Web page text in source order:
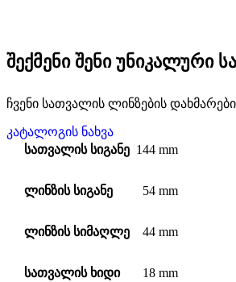
შექმენი შენი უნიკალური
ჩვენი სათვალის ლინზების
კატალოგის ნახვა
სათვალის სიგანე 144 mm
ლინზის სიგანე 54 mm
ლინზის სიმაღლე 44 mm
სათვალის ხიდი 18 mm